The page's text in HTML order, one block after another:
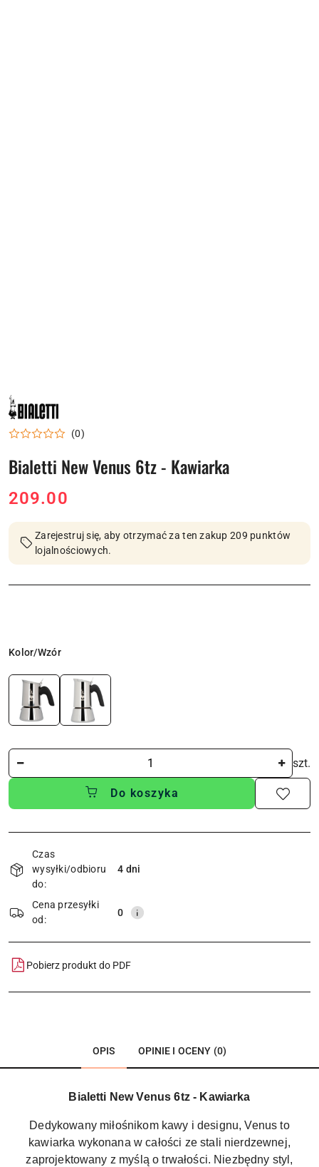
NAZWA
PRODUCENTA:
BIALETTI
(0)
Bialetti New Venus 6tz - Kawiarka
cena:
209.00
Zarejestruj się, aby otrzymać za ten zakup 209 punktów
lojalnościowych.
Wariant
Kolor/Wzór
szt.
Do koszyka
Dostępność
i
dostawa
Czas
wysyłki/odbioru
do:
4 dni
Cena przesyłki
od:
0
Pobierz produkt do PDF
OPIS OPINIE I OCENY (0)
Bialetti New Venus 6tz - Kawiarka
Dedykowany miłośnikom kawy i designu, Venus to
kawiarka wykonana w całości ze stali nierdzewnej,
zaprojektowany z myślą o trwałości. Niezbędny styl,